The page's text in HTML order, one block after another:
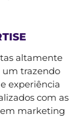
altamente
trazendo
experiência
com as
marketing